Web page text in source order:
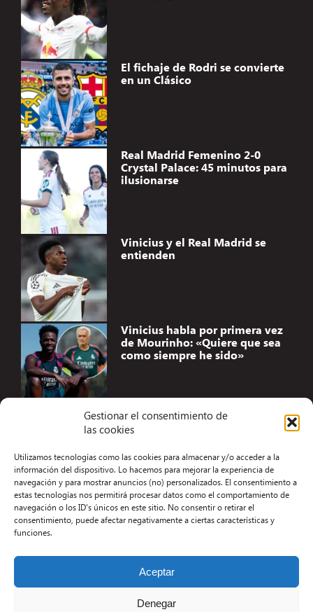
Gestionar el consentimiento de
las cookies
Utilizamos tecnologías como las cookies para almacenar y/o acceder a la
información del dispositivo. Lo hacemos para mejorar la experiencia de
navegación y para mostrar anuncios (no) personalizados. El consentimiento a
estas tecnologías nos permitirá procesar datos como el comportamiento de
navegación o los ID's únicos en este sitio. No consentir o retirar el
consentimiento, puede afectar negativamente a ciertas características y
funciones.
Aceptar
Denegar
El fichaje de Rodri se convierte
en un Clásico
Real Madrid Femenino 2-0
Crystal Palace: 45 minutos para
ilusionarse
Vinicius y el Real Madrid se
entienden
Vinicius habla por primera vez
de Mourinho: «Quiere que sea
como siempre he sido»
Aviso Legal
Términos y condiciones
Política de privacidad
Contacto
Desarrollo Web por Kiwop